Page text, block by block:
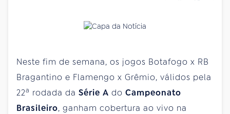
Neste fim de semana, os jogos Botafogo x RB
Bragantino e Flamengo x Grêmio, válidos pela
22a rodada da Série A do Campeonato
Brasileiro, ganham cobertura ao vivo na